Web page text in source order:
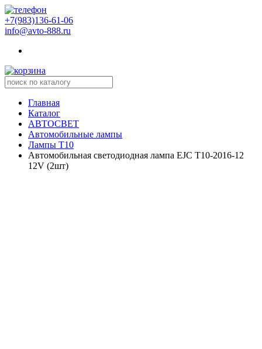
+7(983)136-61-06
info@avto-888.ru
Главная
Каталог
АВТОСВЕТ
Автомобильные лампы
Лампы Т10
Автомобильная светодиодная лампа EJC T10-2016-12
12V (2шт)